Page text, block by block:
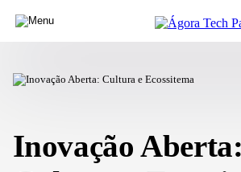
Inovação Aberta: